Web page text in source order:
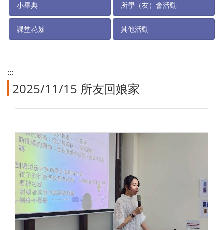
小畢典 所學（友）會活動
課堂花絮 其他活動
:::
2025/11/15 所友回娘家